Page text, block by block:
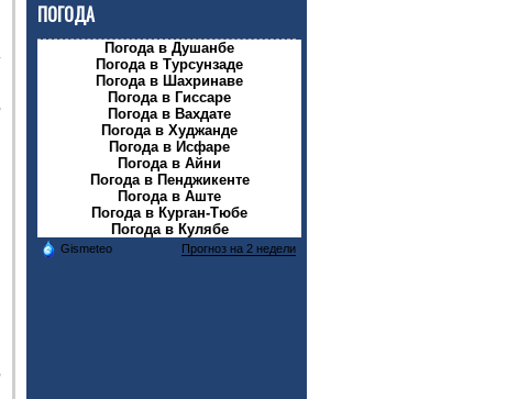
Муттаҳид) ба ҷараёни татбиқи Лоиҳаи
муҳити зист ва иҷтимоии Лоиҳаи Баланд
устувории
кишоварзӣ”
мутахассисони Муассисаи давлатии
ва сеюми Лоиҳаи
“Баланд
бардоштани
устувории
кишоварзӣ” оид ба сохтмони иншоотҳои
ПОГОДА
Погода в Душанбе
Погода в Турсунзаде
Погода в Шахринаве
Погода в Гиссаре
Погода в Вахдате
Погода в Худжанде
Погода в Исфаре
Погода в Айни
Погода в Пенджикенте
Погода в Аште
Погода в Курган-Тюбе
Погода в Кулябе
Gismeteo Прогноз на 2 недели